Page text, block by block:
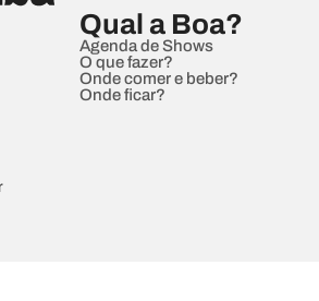
Qual a Boa?
Agenda de Shows
O que fazer?
Onde comer e beber?
Onde ficar?